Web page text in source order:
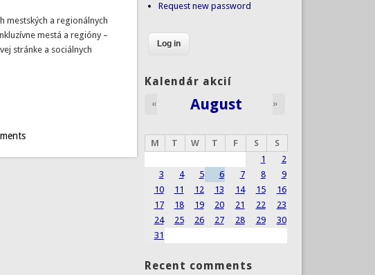
mestských a regionálnych
mestá a regióny –
stránke a sociálnych
Request new password
Kalendár akcií
August
« »
M T W T F S
S
1
2
3
4 5 6 7 8
9
10
11 12 13 14 15
16
17
18 19 20 21 22
23
24
25 26 27 28 29
30
31
Recent comments